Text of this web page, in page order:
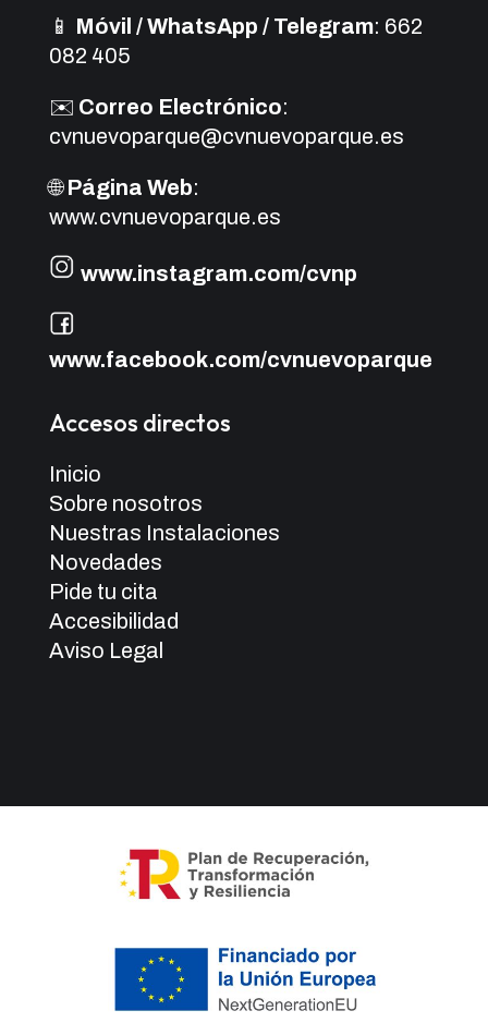
📱 Móvil / WhatsApp / Telegram: 662
082 405
✉️ Correo Electrónico:
cvnuevoparque@cvnuevoparque.es
🌐 Página Web:
www.cvnuevoparque.es
www.instagram.com/cvnp
www.facebook.com/cvnuevoparque
Accesos directos
Inicio
Sobre nosotros
Nuestras Instalaciones
Novedades
Pide tu cita
Accesibilidad
Aviso Legal